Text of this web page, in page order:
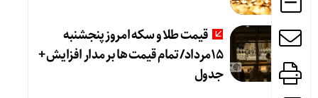
قیمت طلا و سکه امروز پنجشنبه
15مرداد/ تمام قیمت ها بر مدار افزایش +
جدول